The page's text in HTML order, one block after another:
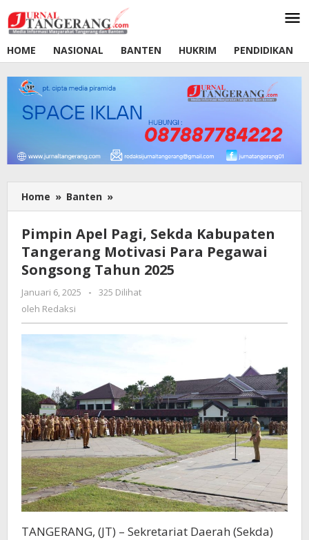
ke
konten
HOME
NASIONAL BANTEN HUKRIM PENDIDIKAN
Home » Banten »
Apel
Sekda
Kabupaten
Tangerang
Para
Songsong
Pimpin Apel Pagi, Sekda Kabupaten
Tangerang Motivasi Para Pegawai
Songsong Tahun 2025
Januari 6, 2025
oleh
-
325 Dilihat
oleh Redaksi
TANGERANG, (JT) – Sekretariat Daerah (Sekda)